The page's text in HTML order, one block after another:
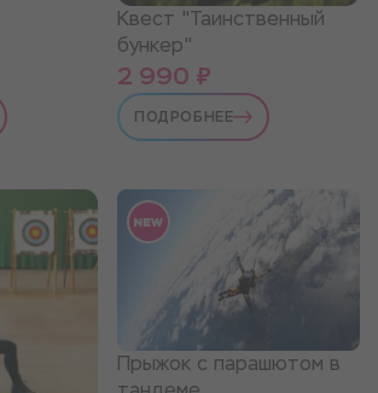
Квест "Таинственный
бункер"
2 990 ₽
ПОДРОБНЕЕ
Прыжок с парашютом в